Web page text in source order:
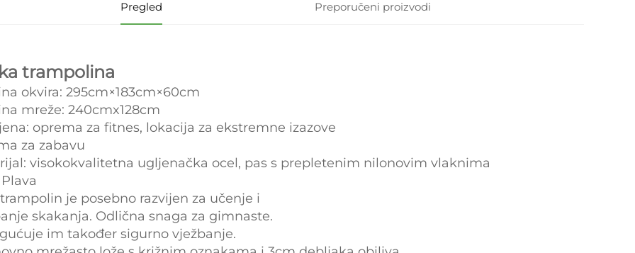
Pregled Preporučeni proizvodi
trampolina
okvira: 295cm×183cm×60cm
mreže: 240cmx128cm
oprema za fitnes, lokacija za ekstremne izazove
za zabavu
visokokvalitetna ugljenačka ocel, pas s prepletenim nilonovim vlaknima
je posebno razvijen za učenje i
skakanja. Odlična snaga za gimnaste.
im također sigurno vježbanje.